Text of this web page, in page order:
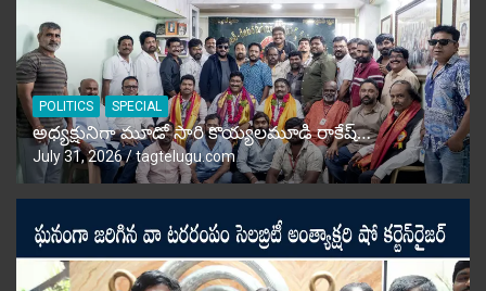
POLITICS SPECIAL
అధ్యక్షునిగా మూడో సారి కొయ్యలమూడి రాకేష్‌…
July 31, 2026 tagtelugu.com